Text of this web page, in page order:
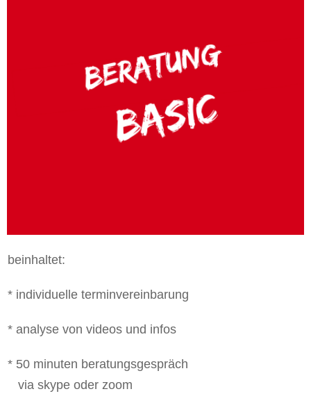
beinhaltet:
* individuelle terminvereinbarung
* analyse von videos und infos
* 50 minuten beratungsgespräch
via skype oder zoom